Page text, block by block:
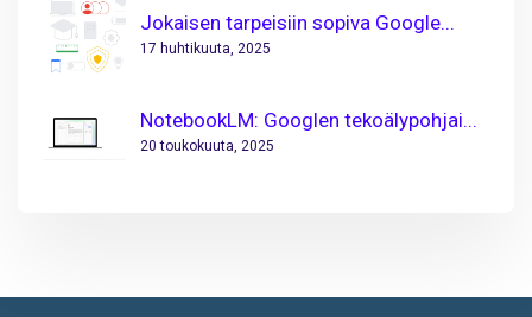
Jokaisen tarpeisiin sopiva Google...
17 huhtikuuta, 2025
NotebookLM: Googlen tekoälypohjai...
20 toukokuuta, 2025